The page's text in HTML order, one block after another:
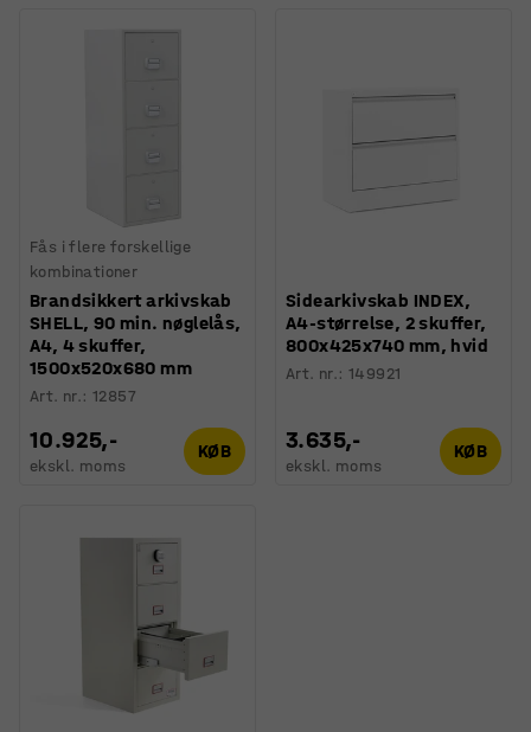
Fås i flere forskellige
kombinationer
Brandsikkert arkivskab
SHELL, 90 min. nøglelås,
A4, 4 skuffer,
1500x520x680 mm
Art. nr.:12857
10.925,-
ekskl. moms
KØB
Sidearkivskab INDEX,
A4-størrelse, 2 skuffer,
800x425x740 mm, hvid
Art. nr.:149921
3.635,-
ekskl. moms
KØB